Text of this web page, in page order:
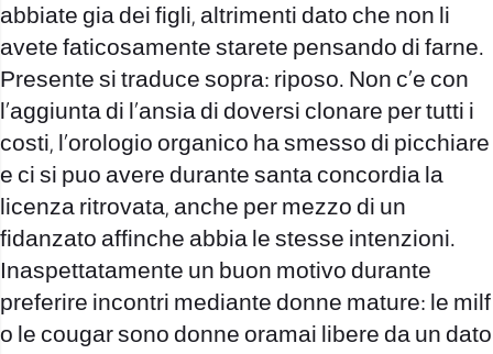
abbiate gia dei figli, altrimenti dato che non li
avete faticosamente starete pensando di farne.
Presente si traduce sopra: riposo. Non c’e con
l’aggiunta di l’ansia di doversi clonare per tutti i
costi, l’orologio organico ha smesso di picchiare
e ci si puo avere durante santa concordia la
licenza ritrovata, anche per mezzo di un
fidanzato affinche abbia le stesse intenzioni.
Inaspettatamente un buon motivo durante
preferire incontri mediante donne mature: le milf
o le cougar sono donne oramai libere da un dato